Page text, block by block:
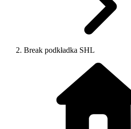
Break podkładka SHL